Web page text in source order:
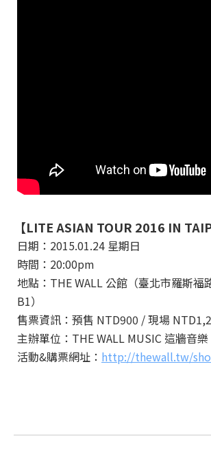
【LITE ASIAN TOUR 2016 IN
日期：2015.01.24 星期日
時間：20:00pm
地點：THE WALL 公館（臺北市羅斯福
B1）
售票資訊：預售 NTD900 /現場
主辦單位： THE WALL MUSIC 這牆音樂
活動&購票網址： http://thewall.tw/